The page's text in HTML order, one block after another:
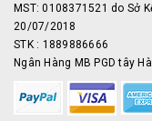
MST: 0108371521 do Sở
20/07/2018
STK : 1889886666
Ngân Hàng MB PGD tây